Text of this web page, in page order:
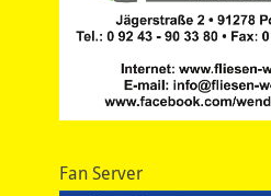
Fan Server